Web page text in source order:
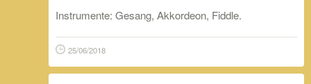
Instrumente: Gesang, Akkordeon, Fiddle.
25/06/2018